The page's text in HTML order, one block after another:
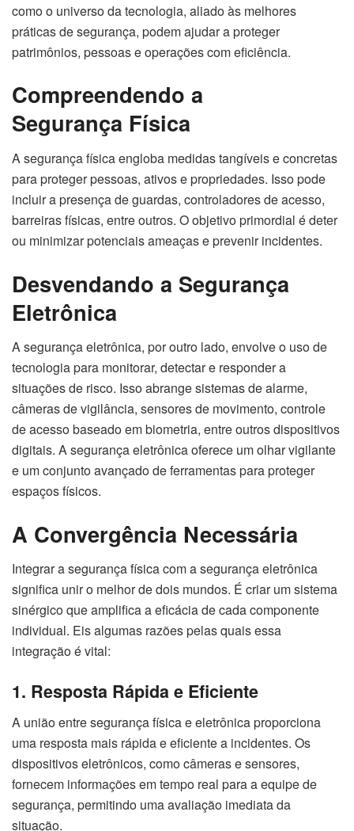
como o universo da tecnologia, aliado às melhores
práticas de segurança, podem ajudar a proteger
patrimônios, pessoas e operações com eficiência.
Compreendendo a
Segurança Física
A segurança física engloba medidas tangíveis e concretas
para proteger pessoas, ativos e propriedades. Isso pode
incluir a presença de guardas, controladores de acesso,
barreiras físicas, entre outros. O objetivo primordial é deter
ou minimizar potenciais ameaças e prevenir incidentes.
Desvendando a Segurança
Eletrônica
A segurança eletrônica, por outro lado, envolve o uso de
tecnologia para monitorar, detectar e responder a
situações de risco. Isso abrange sistemas de alarme,
câmeras de vigilância, sensores de movimento, controle
de acesso baseado em biometria, entre outros dispositivos
digitais. A segurança eletrônica oferece um olhar vigilante
e um conjunto avançado de ferramentas para proteger
espaços físicos.
A Convergência Necessária
Integrar a segurança física com a segurança eletrônica
significa unir o melhor de dois mundos. É criar um sistema
sinérgico que amplifica a eficácia de cada componente
individual. Eis algumas razões pelas quais essa
integração é vital:
1. Resposta Rápida e Eficiente
A união entre segurança física e eletrônica proporciona
uma resposta mais rápida e eficiente a incidentes. Os
dispositivos eletrônicos, como câmeras e sensores,
fornecem informações em tempo real para a equipe de
segurança, permitindo uma avaliação imediata da
situação.